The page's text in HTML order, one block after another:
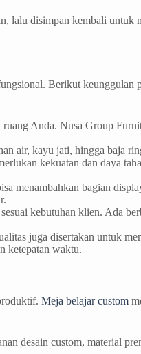
lalu disimpan kembali untuk
Berikut keunggulan
Anda. Nusa Group
air, kayu jati, hingga baja
kekuatan dan daya
menambahkan bagian
kebutuhan klien. Ada
juga disertakan untuk
ketepatan waktu.
Meja belajar custom
desain custom, material